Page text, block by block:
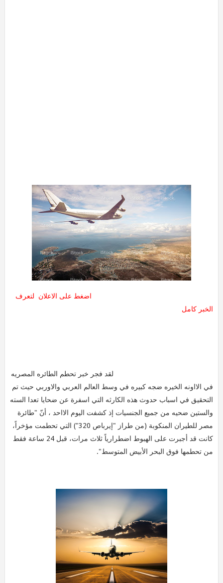
اضغط على الاعلان لتعرف
الخبر كامل
لقد فجر خبر تحطم الطائره المصريه
في الااونه الخيره ضجه كبيره في وسط العالم العربي والاوربي حيث تم
التحقيق في اسباب حدوث هذه الكارثه التي اسفرة عن ضحايا تعدا السته
والستين ضحيه من جميع الجنسيات إذ كشفت اليوم الااحد ، أنّ "طائرة
مصر للطيران المنكوبة (من طراز "إيرباص 320") التي تحطمت مؤخراً،
كانت قد أجبرت على الهبوط اضطرارياً ثلاث مرات، قبل 24 ساعة فقط
من تحطمها فوق البحر الأبيض المتوسط".